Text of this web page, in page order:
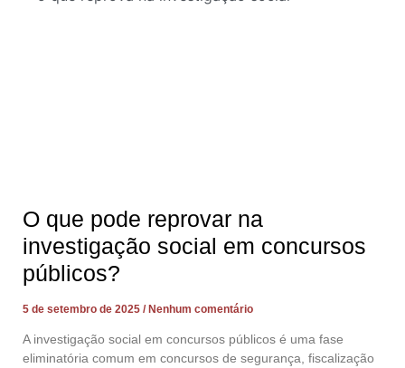
O que pode reprovar na
investigação social em concursos
públicos?
5 de setembro de 2025 Nenhum comentário
A investigação social em concursos públicos é uma fase
eliminatória comum em concursos de segurança, fiscalização